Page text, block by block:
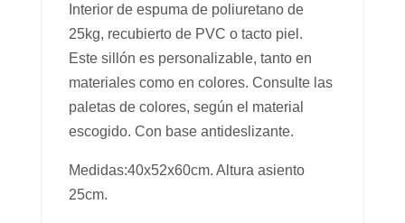
Interior de espuma de poliuretano de
25kg, recubierto de PVC o tacto piel.
Este sillón es personalizable, tanto en
materiales como en colores. Consulte las
paletas de colores, según el material
escogido. Con base antideslizante.
Medidas:40x52x60cm. Altura asiento
25cm.